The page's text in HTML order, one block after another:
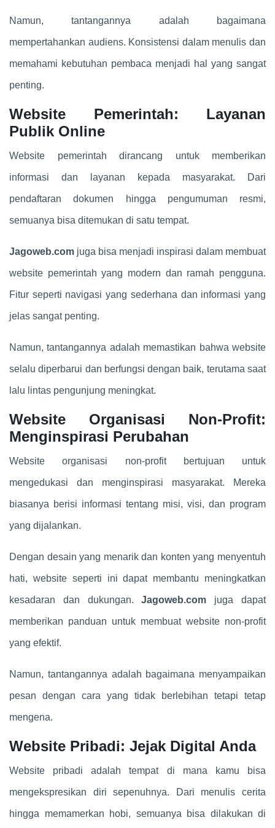
Namun, tantangannya adalah bagaimana
mempertahankan audiens. Konsistensi dalam menulis dan
memahami kebutuhan pembaca menjadi hal yang sangat
penting.
Website Pemerintah: Layanan
Publik Online
Website pemerintah dirancang untuk memberikan
informasi dan layanan kepada masyarakat. Dari
pendaftaran dokumen hingga pengumuman resmi,
semuanya bisa ditemukan di satu tempat.
Jagoweb.com juga bisa menjadi inspirasi dalam membuat
website pemerintah yang modern dan ramah pengguna.
Fitur seperti navigasi yang sederhana dan informasi yang
jelas sangat penting.
Namun, tantangannya adalah memastikan bahwa website
selalu diperbarui dan berfungsi dengan baik, terutama saat
lalu lintas pengunjung meningkat.
Website Organisasi Non-Profit:
Menginspirasi Perubahan
Website organisasi non-profit bertujuan untuk
mengedukasi dan menginspirasi masyarakat. Mereka
biasanya berisi informasi tentang misi, visi, dan program
yang dijalankan.
Dengan desain yang menarik dan konten yang menyentuh
hati, website seperti ini dapat membantu meningkatkan
kesadaran dan dukungan.Jagoweb.com juga dapat
memberikan panduan untuk membuat website non-profit
yang efektif.
Namun, tantangannya adalah bagaimana menyampaikan
pesan dengan cara yang tidak berlebihan tetapi tetap
mengena.
Website Pribadi: Jejak Digital Anda
Website pribadi adalah tempat di mana kamu bisa
mengekspresikan diri sepenuhnya. Dari menulis cerita
hingga memamerkan hobi, semuanya bisa dilakukan di